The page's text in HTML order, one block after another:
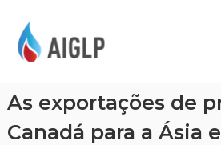
P
As exportações de
Canadá para a Ásia